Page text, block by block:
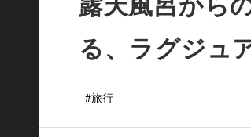
る、ラグジュ
#旅行